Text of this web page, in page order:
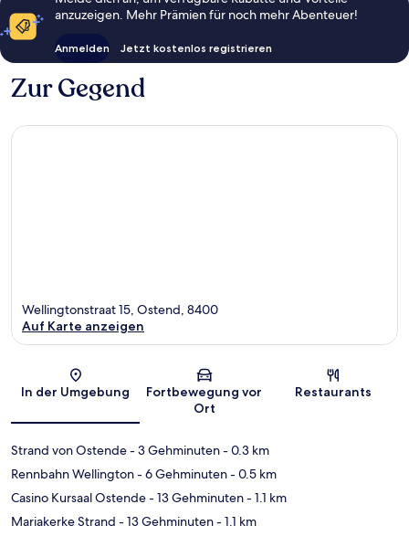
anzuzeigen. Mehr Prämien für noch mehr Abenteuer!
Anmelden Jetzt kostenlos registrieren
Zur Gegend
Karte
Wellingtonstraat 15, Ostend, 8400
Auf Karte anzeigen
In der Umgebung
Fortbewegung vor
Ort
Restaurants
Strand von Ostende- 3 Gehminuten- 0.3 km
Rennbahn Wellington- 6 Gehminuten- 0.5 km
Casino Kursaal Ostende- 13 Gehminuten- 1.1 km
Mariakerke Strand - 13 Gehminuten- 1.1 km